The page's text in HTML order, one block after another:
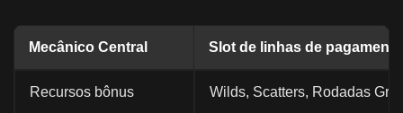
Mecânico Central Slot de linhas de
Recursos bônus Wilds, Scatters, Rodadas